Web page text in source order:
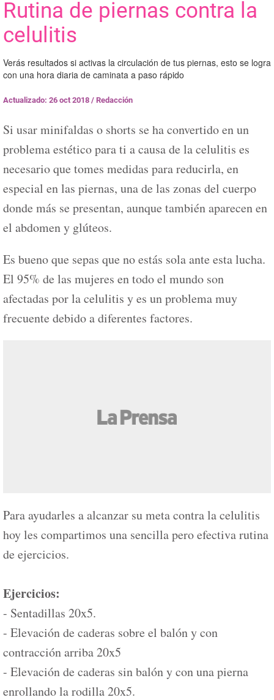
Rutina de piernas contra la
celulitis
Verás resultados si activas la circulación de tus piernas, esto se logra
con una hora diaria de caminata a paso rápido
Actualizado: 26 oct 2018 / Redacción
Si usar minifaldas o shorts se ha convertido en un
problema estético para ti a causa de la celulitis es
necesario que tomes medidas para reducirla, en
especial en las piernas, una de las zonas del cuerpo
donde más se presentan, aunque también aparecen en
el abdomen y glúteos.
Es bueno que sepas que no estás sola ante esta lucha.
El 95% de las mujeres en todo el mundo son
afectadas por la celulitis y es un problema muy
frecuente debido a diferentes factores.
Para ayudarles a alcanzar su meta contra la celulitis
hoy les compartimos una sencilla pero efectiva rutina
de ejercicios.
Ejercicios:
- Sentadillas 20x5.
- Elevación de caderas sobre el balón y con
contracción arriba 20x5
- Elevación de caderas sin balón y con una pierna
enrollando la rodilla 20x5.